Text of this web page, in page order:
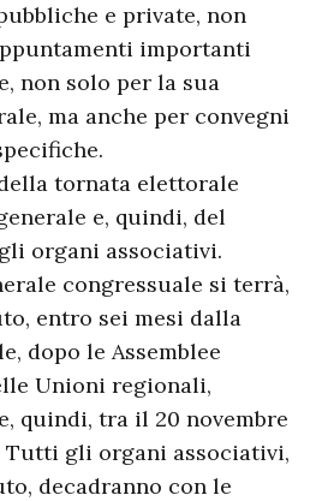
e private, non
importanti
non solo per la sua
ma anche per convegni
tornata elettorale
e, quindi, del
organi associativi.
congressuale si terrà,
entro sei mesi dalla
dopo le Assemblee
Unioni regionali,
quindi, tra il 20 novembre
Tutti gli organi associativi,
decadranno con le